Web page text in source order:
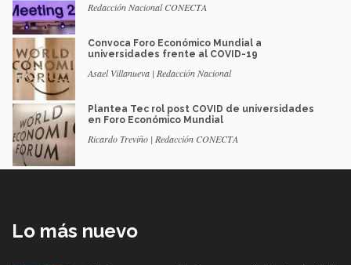
Redacción Nacional CONECTA
Convoca Foro Económico Mundial a
universidades frente al COVID-19
Asael Villanueva | Redacción Nacional
Plantea Tec rol post COVID de universidades
en Foro Económico Mundial
Ricardo Treviño | Redacción CONECTA
Lo más nuevo